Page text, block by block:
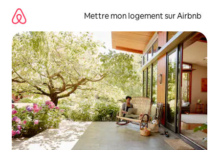
directement
contenu
Mettre mon logement sur Airbnb